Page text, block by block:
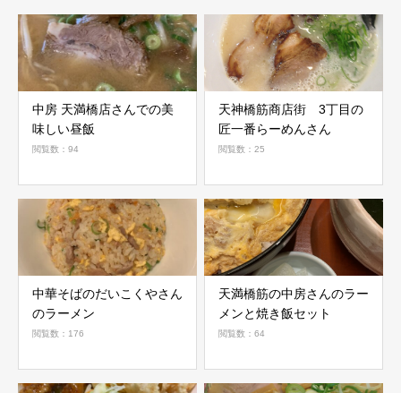
中房 天満橋店さんでの美
味しい昼飯
閲覧数：94
天神橋筋商店街 3丁目の
匠一番らーめんさん
閲覧数：25
中華そばのだいこくやさん
のラーメン
閲覧数：176
天満橋筋の中房さんのラー
メンと焼き飯セット
閲覧数：64